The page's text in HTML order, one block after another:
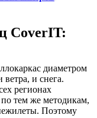
CoverIT:
диаметром
и снега.
регионах
тем же методикам,
Поэтому